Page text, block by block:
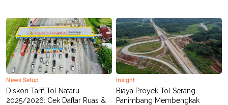
News Setup
Diskon Tarif Tol Nataru
2025/2026: Cek Daftar Ruas &
Insight
Biaya Proyek Tol Serang-
Panimbang Membengkak